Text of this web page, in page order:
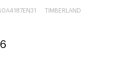
TIMBERLAND